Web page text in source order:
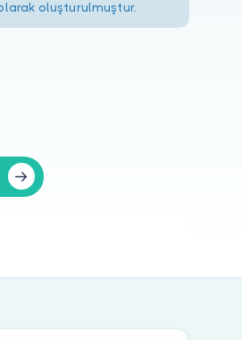
oluşturulmuştur.